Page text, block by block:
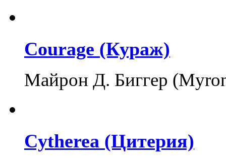
Courage (Кураж)
Майрон Д. Биггер
Cytherea (Цитерия)